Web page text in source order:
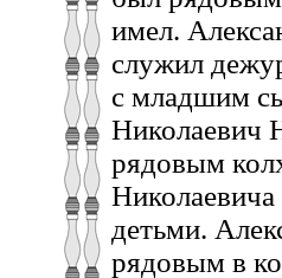
имел.
служил
с младшим
Николаевич
рядовым
детьми.
рядовым в